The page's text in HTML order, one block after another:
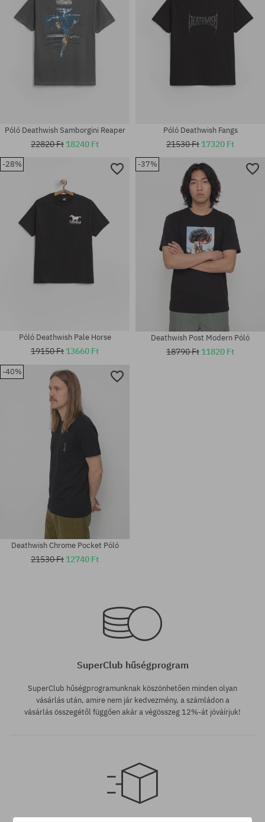
Elérhető méretek:
Elérhető méretek:
Elérhető méretek:
Póló Deathwish Samborgini Reaper
22820 Ft 18240 Ft
Póló Deathwish Fangs
21530 Ft 17320 Ft
-28%
Póló Deathwish Pale Horse
19150 Ft 13660 Ft
-37%
M
Deathwish Post Modern Póló
18790 Ft 11820 Ft
-40%
Deathwish Chrome Pocket Póló
21530 Ft 12740 Ft
SuperClub hűségprogram
SuperClub hűségprogramunknak köszönhetően minden olyan
vásárlás után, amire nem jár kedvezmény, a számládon a
vásárlás összegétől függően akár a végösszeg 12%-át jóváírjuk!